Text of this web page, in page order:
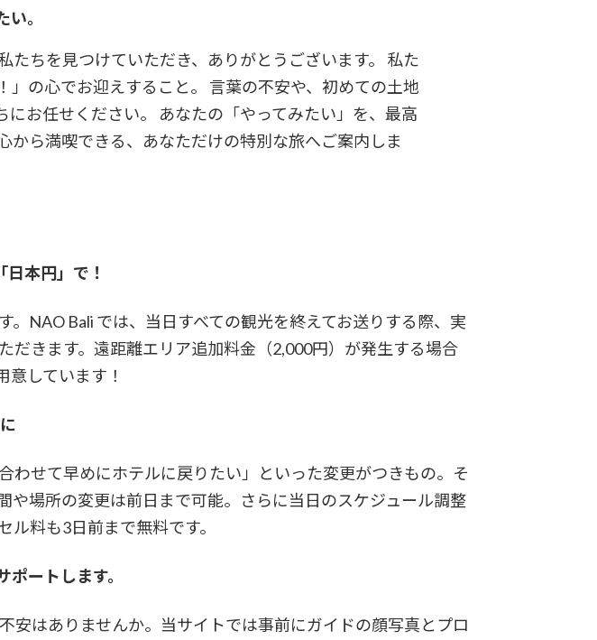
。
たちを見つけていただき、ありがとうございます。 私た
」の心でお迎えすること。 言葉の不安や、初めての土地
にお任せください。 あなたの「やってみたい」を、最高
から満喫できる、あなただけの特別な旅へご案内しま
本円」で！
NAO Bali では、当日すべての観光を終えてお送りする際、実
きます。遠距離エリア追加料金（2,000円）が発生する場合
しています！
せて早めにホテルに戻りたい」といった変更がつきもの。そ
場所の変更は前日まで可能。さらに当日のスケジュール調整
料も3日前まで無料です。
ートします。
はありませんか。当サイトでは事前にガイドの顔写真とプロ